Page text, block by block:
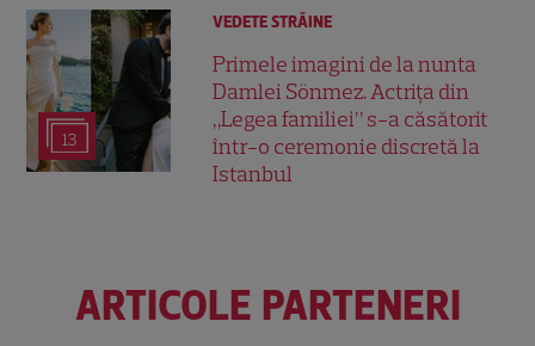
13
VEDETE STRĂINE
Primele imagini de la nunta
Damlei Sönmez. Actrița din
„Legea familiei” s-a căsătorit
într-o ceremonie discretă la
Istanbul
ARTICOLE PARTENERI